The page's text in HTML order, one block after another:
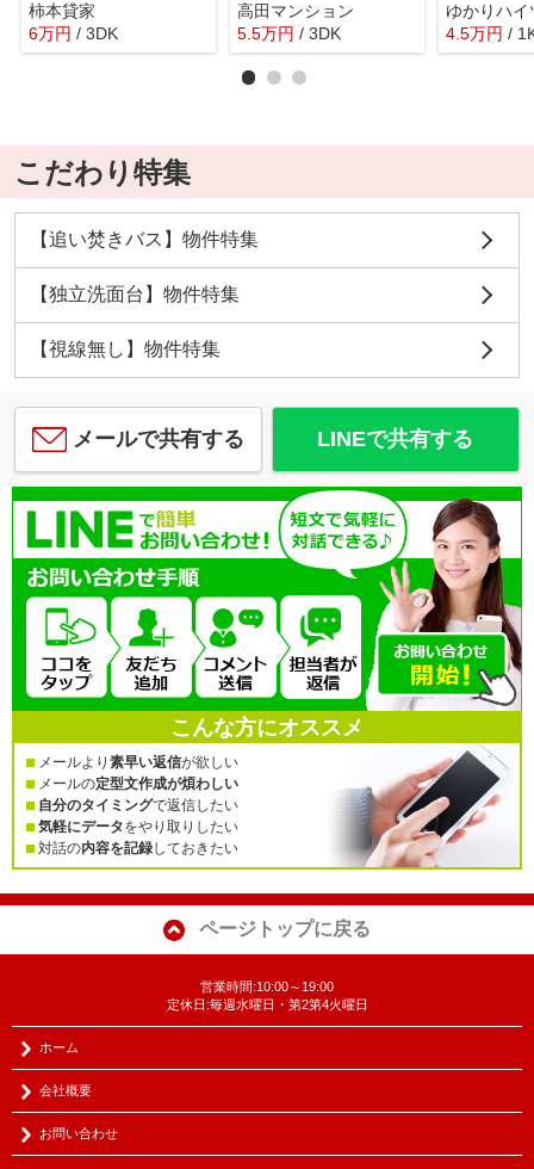
柿本貸家
6万円 / 3DK
高田マンション
5.5万円 / 3DK
ゆかりハイ
4.5万円 /
こだわり特集
【追い焚きバス】物件特集
【独立洗面台】物件特集
【視線無し】物件特集
メールで共有する LINEで共有する
こんな方にオススメ
メールより 素早い返信が欲しい
メールの定型文作成が煩わしい
自分のタイミングで返信したい
気軽にデータをやり取りしたい
対話の内容を記録しておきたい
ページトップに戻る
営業時間:10:00～19:00
定休日:毎週水曜日・第2第4火曜日
ホーム
会社概要
お問い合わせ